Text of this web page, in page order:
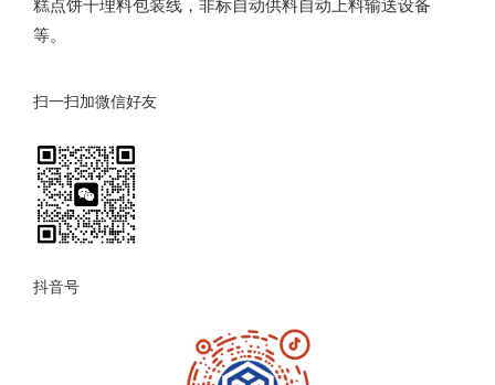
糕点饼干理料包装线，非标自动供料自动上料输送设备
等。
扫一扫加微信好友
抖音号